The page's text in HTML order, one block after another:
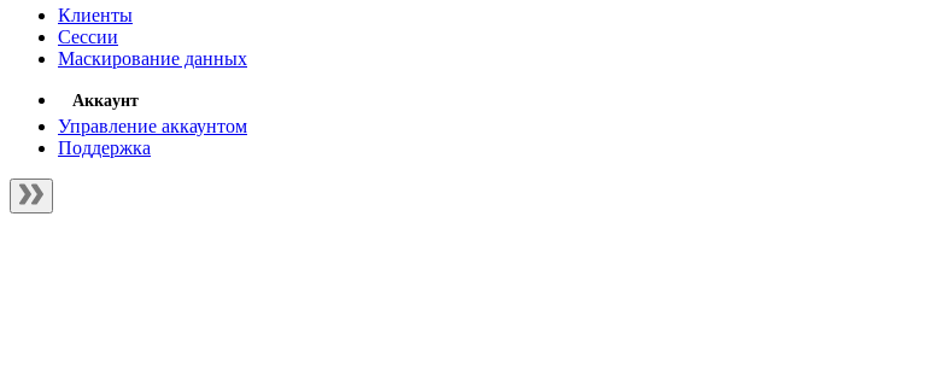
Клиенты
Сессии
Маскирование данных
Аккаунт
Управление аккаунтом
Поддержка